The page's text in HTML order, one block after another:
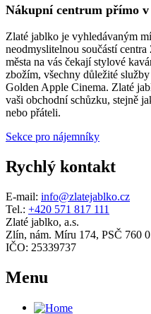
Nákupní centrum přímo
Zlaté jablko je vyhledávaným
neodmyslitelnou součástí
města na vás čekají stylové
zbožím, všechny důležité
Golden Apple Cinema. Zlaté
vaši obchodní schůzku, stejně
nebo přáteli.
Sekce pro nájemníky
Rychlý kontakt
E-mail: info@zlatejablko.cz
Tel.: +420 571 817 111
Zlaté jablko, a.s.
Zlín, nám. Míru 174, PSČ 760
IČO: 25339737
Menu